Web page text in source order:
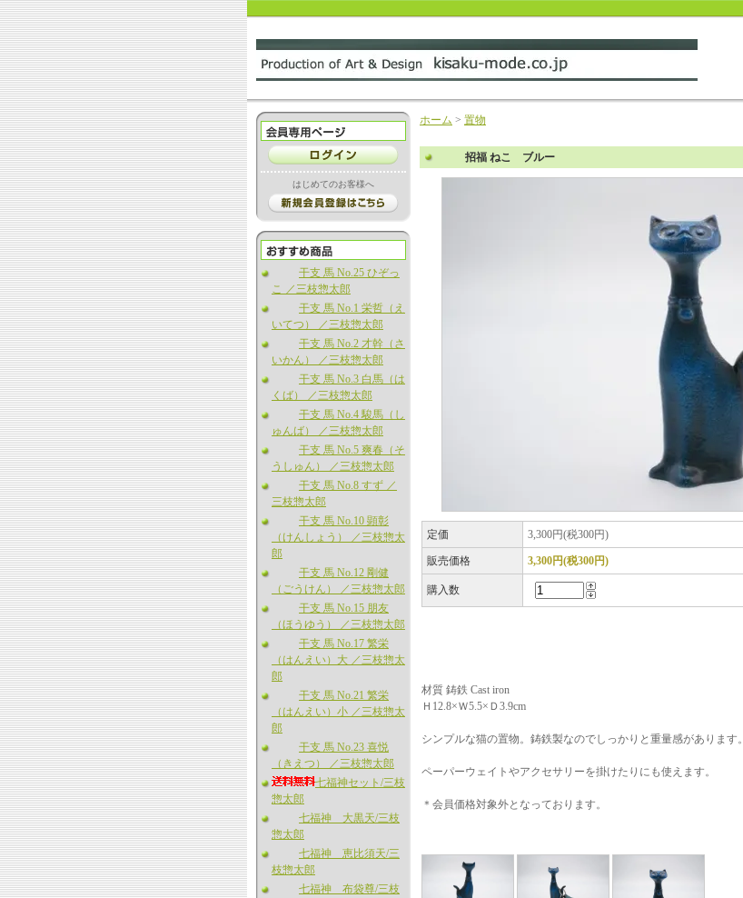
はじめてのお客様へ
干支 馬 No.25 ひぞっ
こ ／三枝惣太郎
干支 馬 No.1 栄哲（え
いてつ） ／三枝惣太郎
干支 馬 No.2 才幹（さ
いかん） ／三枝惣太郎
干支 馬 No.3 白馬（は
くば） ／三枝惣太郎
干支 馬 No.4 駿馬（し
ゅんば） ／三枝惣太郎
干支 馬 No.5 爽春（そ
うしゅん） ／三枝惣太郎
干支 馬 No.8 すず ／
三枝惣太郎
干支 馬 No.10 顕彰
（けんしょう） ／三枝惣太
郎
干支 馬 No.12 剛健
（ごうけん） ／三枝惣太郎
干支 馬 No.15 朋友
（ほうゆう） ／三枝惣太郎
干支 馬 No.17 繁栄
（はんえい）大 ／三枝惣太
郎
干支 馬 No.21 繁栄
（はんえい）小 ／三枝惣太
郎
干支 馬 No.23 喜悦
（きえつ） ／三枝惣太郎
七福神セット/三枝
惣太郎
七福神 大黒天/三枝
惣太郎
七福神 恵比須天/三
枝惣太郎
七福神 布袋尊/三枝
ホーム > 置物
招福 ねこ ブルー
定価 3,300円(税300円)
販売価格 3,300円(税300円)
購入数
材質 鋳鉄 Cast iron
Ｈ12.8×Ｗ5.5×Ｄ3.9cm
シンプルな猫の置物。鋳鉄製なのでしっかりと重量感があります。
ペーパーウェイトやアクセサリーを掛けたりにも使えます。
＊会員価格対象外となっております。